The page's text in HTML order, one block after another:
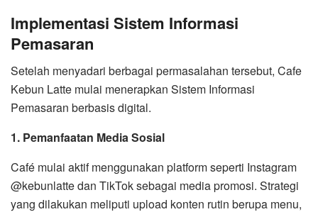
Implementasi Sistem Informasi
Pemasaran
Setelah menyadari berbagai permasalahan tersebut, Cafe
Kebun Latte mulai menerapkan Sistem Informasi
Pemasaran berbasis digital.
1. Pemanfaatan Media Sosial
Café mulai aktif menggunakan platform seperti Instagram
@kebunlatte dan TikTok sebagai media promosi. Strategi
yang dilakukan meliputi upload konten rutin berupa menu,